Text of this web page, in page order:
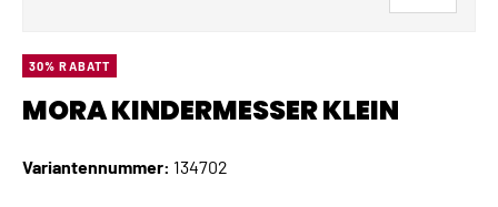
30% RABATT
MORA KINDERMESSER KLEIN
Variantennummer: 134702